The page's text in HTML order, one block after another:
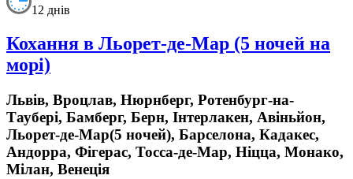
12 днів
Кохання в Льорет-де-Мар (5 ночей на
морі)
Львів, Вроцлав, Нюрнберг, Ротенбург-на-
Таубері, Бамберг, Берн, Інтерлакен, Авіньйон,
Льорет-де-Мар(5 ночей), Барселона, Кадакес,
Андорра, Фігерас, Тосса-де-Мар, Ніцца, Монако,
Мілан, Венеція